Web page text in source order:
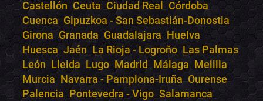
Castellón Ceuta Ciudad Real Córdoba
Cuenca Gipuzkoa - San Sebastián-Donostia
Girona Granada Guadalajara Huelva
Huesca Jaén La Rioja - Logroño Las Palmas
León Lleida Lugo Madrid Málaga Melilla
Murcia Navarra - Pamplona-Iruña Ourense
Palencia Pontevedra - Vigo Salamanca